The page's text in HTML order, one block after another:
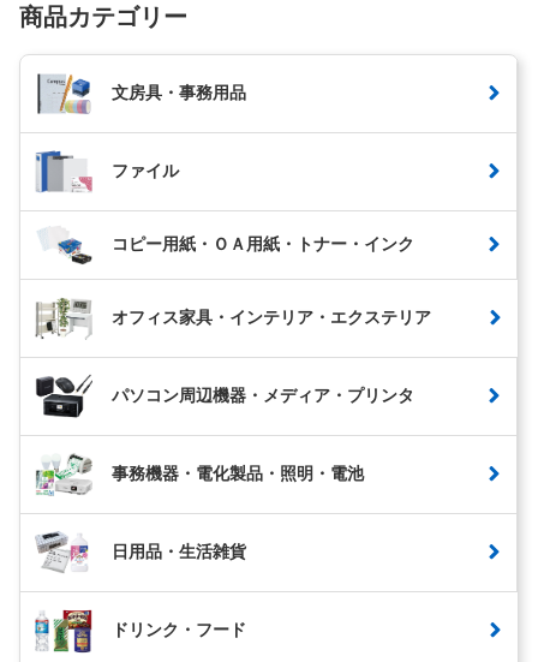
商品カテゴリー
文房具・事務用品
ファイル
コピー用紙・ＯＡ用紙・トナー・インク
オフィス家具・インテリア・エクステリア
パソコン周辺機器・メディア・プリンタ
事務機器・電化製品・照明・電池
日用品・生活雑貨
ドリンク・フード